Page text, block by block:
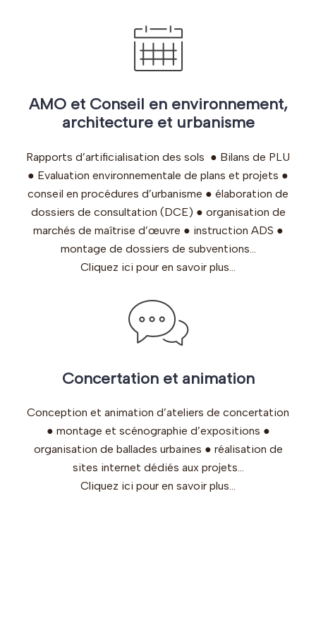
AMO et Conseil en environnement,
architecture et urbanisme
Rapports d’artificialisation des sols ● Bilans de PLU
● Evaluation environnementale de plans et projets ●
conseil en procédures d’urbanisme ● élaboration de
dossiers de consultation (DCE) ● organisation de
marchés de maîtrise d’œuvre ● instruction ADS ●
montage de dossiers de subventions…
Cliquez ici pour en savoir plus…
Concertation et animation
Conception et animation d’ateliers de concertation
● montage et scénographie d’expositions ●
organisation de ballades urbaines ● réalisation de
sites internet dédiés aux projets…
Cliquez ici pour en savoir plus…